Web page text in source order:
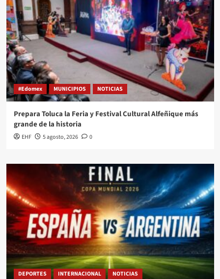
#Edomex MUNICIPIOS NOTICIAS
Prepara Toluca la Feria y Festival Cultural Alfeñique más
grande de la historia
EHF 5 agosto, 2026 0
DEPORTES INTERNACIONAL NOTICIAS